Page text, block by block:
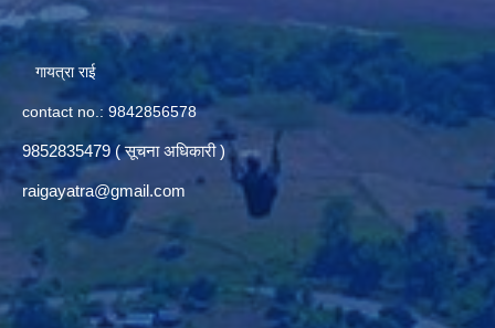
गायत्रा राई
contact no.: 9842856578
9852835479 ( सूचना अधिकारी )
raigayatra@gmail.com